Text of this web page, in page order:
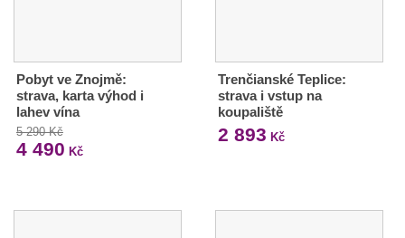
Pobyt ve Znojmě:
strava, karta výhod i
lahev vína
5 290 Kč
4 490 Kč
Trenčianské Teplice:
strava i vstup na
koupaliště
2 893 Kč